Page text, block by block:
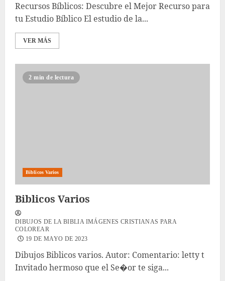
Recursos Bíblicos: Descubre el Mejor Recurso para
tu Estudio Bíblico El estudio de la...
VER MÁS
2 min de lectura
Biblicos Varios
Biblicos Varios
DIBUJOS DE LA BIBLIA IMÁGENES CRISTIANAS PARA
COLOREAR
19 DE MAYO DE 2023
Dibujos Biblicos varios. Autor: Comentario: letty t
Invitado hermoso que el Se�or te siga...